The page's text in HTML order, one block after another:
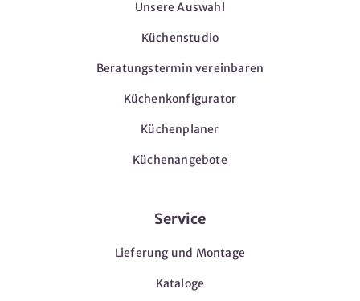
Unsere Auswahl
Küchenstudio
Beratungstermin vereinbaren
Küchenkonfigurator
Küchenplaner
Küchenangebote
Service
Lieferung und Montage
Kataloge